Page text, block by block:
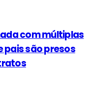
com múltiplas
pais são presos